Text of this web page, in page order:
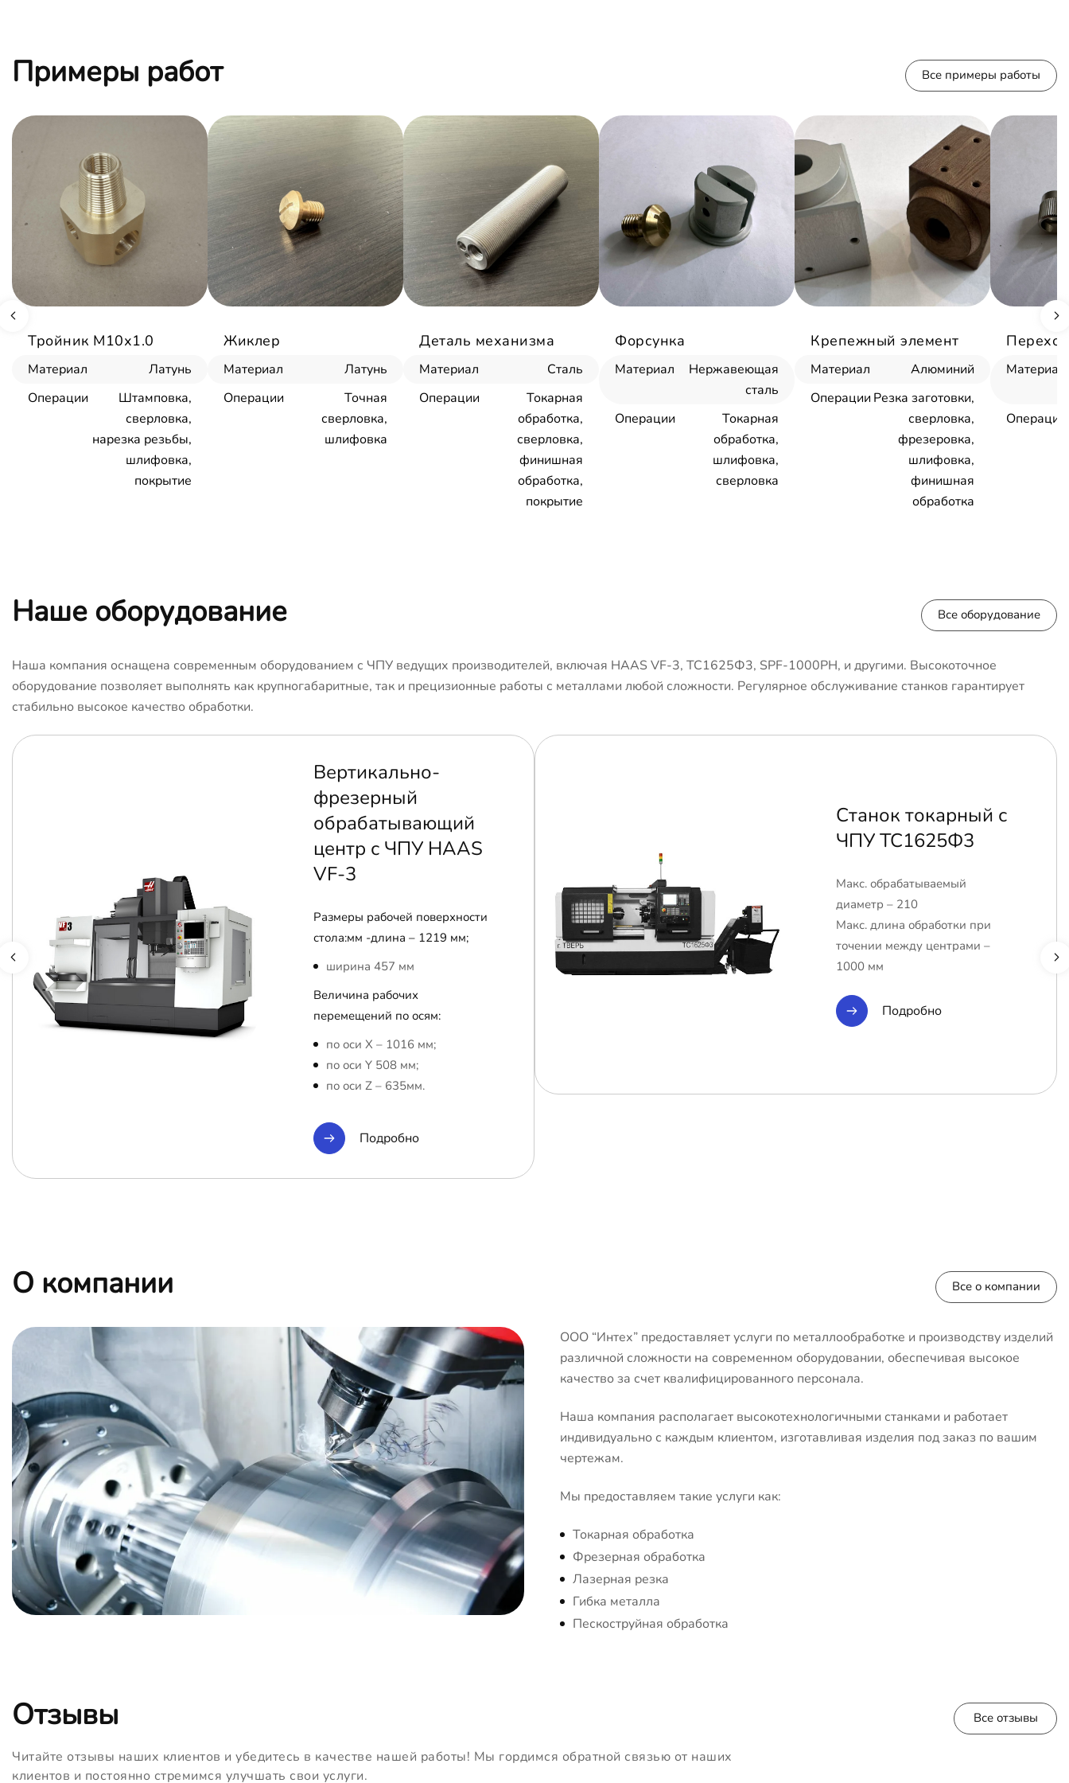
Примеры работ Все примеры работы
Тройник М10х1.0
Материал
Латунь
Операции
Штамповка,
сверловка,
нарезка резьбы,
шлифовка,
покрытие
Жиклер
Материал
Латунь
Операции
Точная
сверловка,
шлифовка
Деталь механизма
Материал
Сталь
Операции
Токарная
обработка,
сверловка,
финишная
обработка,
покрытие
Форсунка
Материал
Нержавеющая
сталь
Операции
Токарная
обработка,
шлифовка,
сверловка
Крепежный элемент
Материал
Алюминий
Операции Резка заготовки,
сверловка,
фрезеровка,
шлифовка,
финишная
обработка
Материал
Операции
Наше оборудование Все оборудование
Наша компания оснащена современным оборудованием с ЧПУ ведущих производителей, включая HAAS VF-3, ТС1625Ф3, SPF-1000PH, и другими. Высокоточное
оборудование позволяет выполнять как крупногабаритные, так и прецизионные работы с металлами любой сложности. Регулярное обслуживание станков гарантирует
стабильно высокое качество обработки.
Вертикально-
фрезерный
обрабатывающий
центр с ЧПУ HAAS
VF-3
Размеры рабочей поверхности
стола:мм -длина – 1219 мм;
ширина 457 мм
Величина рабочих
перемещений по осям:
по оси Х – 1016 мм;
по оси Y 508 мм;
по оси Z – 635мм.
Подробно
Станок токарный с
ЧПУ ТС1625Ф3
Макс. обрабатываемый
диаметр – 210
Макс. длина обработки при
точении между центрами –
1000 мм
Подробно
О компании Все о компании
ООО “Интех” предоставляет услуги по металлообработке и производству изделий
различной сложности на современном оборудовании, обеспечивая высокое
качество за счет квалифицированного персонала.
Наша компания располагает высокотехнологичными станками и работает
индивидуально с каждым клиентом, изготавливая изделия под заказ по вашим
чертежам.
Мы предоставляем такие услуги как:
Токарная обработка
Фрезерная обработка
Лазерная резка
Гибка металла
Пескоструйная обработка
Отзывы
Читайте отзывы наших клиентов и убедитесь в качестве нашей работы! Мы гордимся обратной связью от наших
клиентов и постоянно стремимся улучшать свои услуги.
Все отзывы